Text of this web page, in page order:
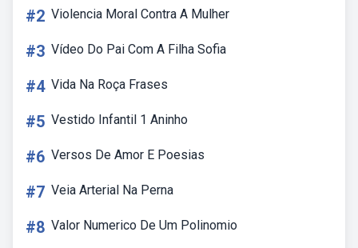
#2 Violencia Moral Contra A Mulher
#3 Vídeo Do Pai Com A Filha Sofia
#4 Vida Na Roça Frases
#5 Vestido Infantil 1 Aninho
#6 Versos De Amor E Poesias
#7 Veia Arterial Na Perna
#8 Valor Numerico De Um Polinomio